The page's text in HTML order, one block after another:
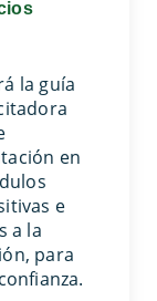
la guía
en
e
a la
para